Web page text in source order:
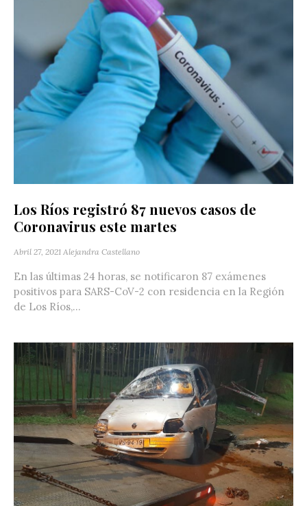
Los Ríos registró 87 nuevos casos de
Coronavirus este martes
Abril 27, 2021 Alejandra Castellano
En las últimas 24 horas, se notificaron 87 exámenes
positivos para SARS-CoV-2 con residencia en la Región
de Los Ríos,...